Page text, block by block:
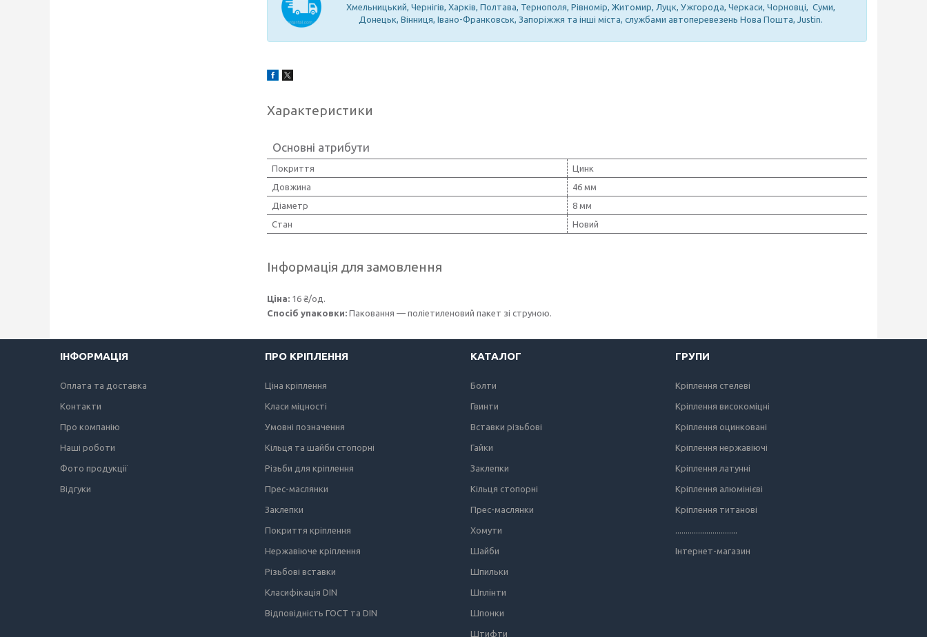
Хмельницький, Чернігів, Харків, Полтава, Тернополя, Рівномір, Житомир, Луцк, Ужгорода, Черкаси, Чорновці, Суми,
Донецьк, Вінниця, Івано-Франковськ, Запоріжжя та інші міста, службами автоперевезень Нова Пошта, Justin.
Характеристики
Основні атрибути
Покриття
Цинк
Довжина
46 мм
Діаметр
8 мм
Стан
Новий
Інформація для замовлення
Ціна: 16 ₴/од.
Спосіб упаковки: Паковання — поліетиленовий пакет зі струною.
ІНФОРМАЦІЯ
Оплата та доставка
Контакти
Про компанію
Наші роботи
Фото продукції
Відгуки
ПРО КРІПЛЕННЯ
Ціна кріплення
Класи міцності
Умовні позначення
Кільця та шайби стопорні
Різьби для кріплення
Прес-маслянки
Заклепки
Покриття кріплення
Нержавіюче кріплення
Різьбові вставки
Класифікація DIN
Відповідність ГОСТ та DIN
КАТАЛОГ
Болти
Гвинти
Вставки різьбові
Гайки
Заклепки
Кільця стопорні
Прес-маслянки
Хомути
Шайби
Шпильки
Шплінти
Шпонки
Штифти
ГРУПИ
Кріплення стелеві
Кріплення високоміцні
Кріплення оцинковані
Кріплення нержавіючі
Кріплення латунні
Кріплення алюмінієві
Кріплення титанові
Інтернет-магазин